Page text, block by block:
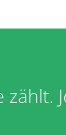
zählt.